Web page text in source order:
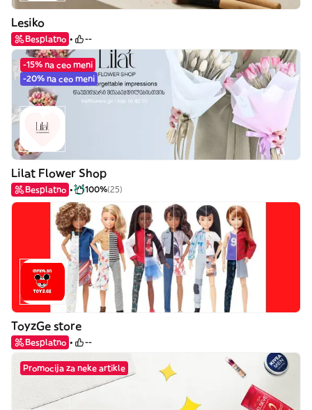
Lesiko
Besplatno --
-15% na ceo meni
-20% na ceo meni
Lilat Flower Shop
Besplatno 100%(25)
ToyzGe store
Besplatno --
Promocija za neke artikle